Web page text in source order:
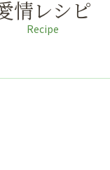
情レシピ
Recipe